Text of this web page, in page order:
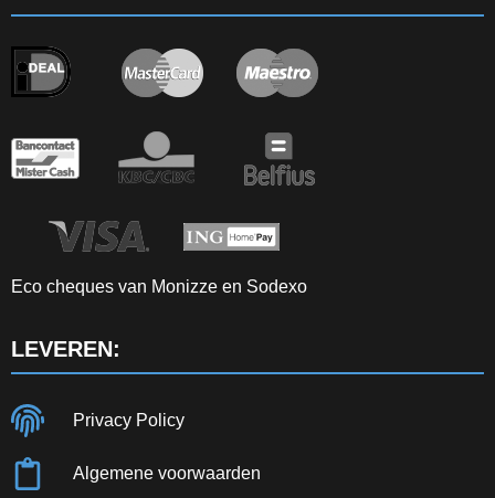
Eco cheques van Monizze en Sodexo
LEVEREN:
Privacy Policy
Algemene voorwaarden